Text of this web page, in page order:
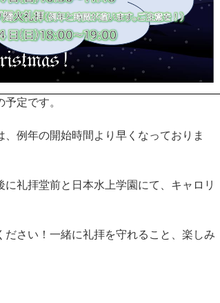
定です。
例年の開始時間より早くなっておりま
礼拝堂前と日本水上学園にて、キャロリ
さい！一緒に礼拝を守れること、楽しみ